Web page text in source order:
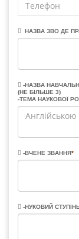
НАЗВА ЗВО ДЕ
-НАЗВА
(НЕ БІЛЬШЕ 3)
-ТЕМА НАУКОВОЇ
-ВЧЕНЕ ЗВАННЯ*
-НУКОВИЙ